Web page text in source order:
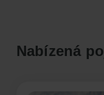
Nabízená